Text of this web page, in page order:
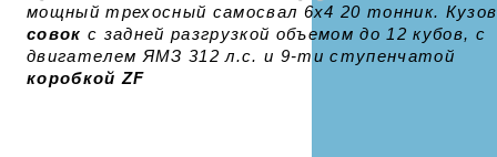
мощный трехосный самосвал 6х4 20 тонник. Кузов
совок с задней разгрузкой объемом до 12 кубов, с
двигателем ЯМЗ 312 л.с. и 9-ти ступенчатой
коробкой ZF